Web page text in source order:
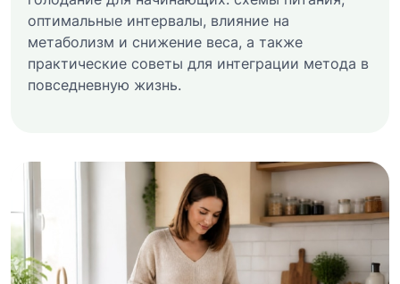
оптимальные интервалы, влияние на
метаболизм и снижение веса, а также
практические советы для интеграции метода в
повседневную жизнь.